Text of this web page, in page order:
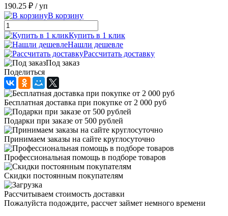
190.25 ₽ / уп
В корзину
Купить в 1 клик
Нашли дешевле
Рассчитать доставку
Под заказ
Поделиться
Бесплатная доставка при покупке от 2 000 руб
Подарки при заказе от 500 рублей
Принимаем заказы на сайте круглосуточно
Профессиональная помощь в подборе товаров
Скидки постоянным покупателям
Рассчитываем стоимость доставки
Пожалуйста подождите, рассчет займет немного времени